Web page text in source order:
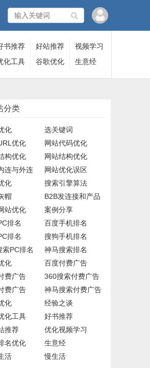
书推荐 好站推荐
视频学习
化工具
谷歌优化 生意经
分类
化
选关键词
优化
网站代码优化
构优化
网站结构优化
连与外连
网站优化误区
化
搜索引擎算法
帽
B2B发连接和产品
站优化
案例分享
排名
百度手机排名
排名
搜狗手机排名
索PC排名
神马搜索排名
化
百度付费广告
费广告
360搜索付费广告
费广告
神马搜索付费广告
化
经验之谈
化工具
好书推荐
推荐
优化视频学习
名优化
生意经
活
慢生活